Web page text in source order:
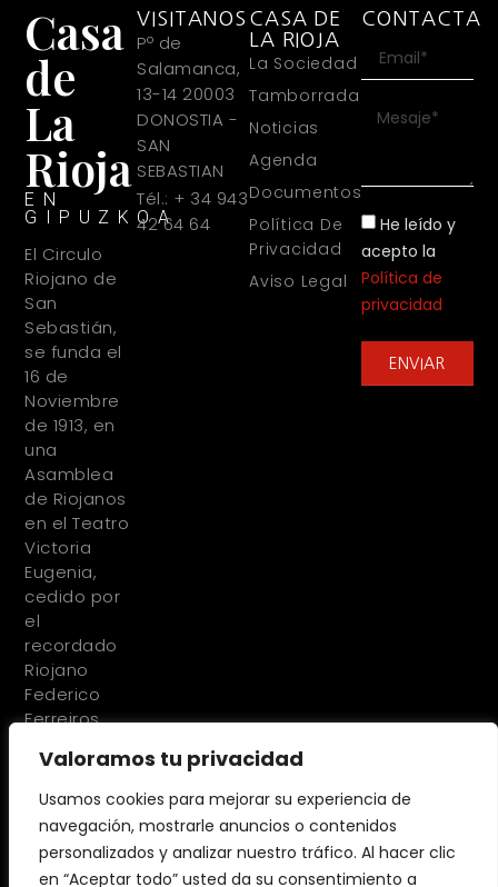
Valoramos tu privacidad
Usamos cookies para mejorar su experiencia de
navegación, mostrarle anuncios o contenidos
personalizados y analizar nuestro tráfico. Al hacer clic
en “Aceptar todo” usted da su consentimiento a
Casa
de
La
Rioja
EN
GIPUZKOA
El Circulo
Riojano de
San
Sebastián,
se funda el
16 de
Noviembre
de 1913, en
una
Asamblea
de Riojanos
en el Teatro
Victoria
Eugenia,
cedido por
el
recordado
Riojano
Federico
Ferreiros
VISITANOS
Pº de
Salamanca,
13-14 20003
DONOSTIA -
SAN
SEBASTIAN
Tél.: + 34 943
42 64 64
CASA DE
LA RIOJA
La Sociedad
Tamborrada
Noticias
Agenda
Documentos
Política De
Privacidad
Aviso Legal
CONTACTA
He leído y
acepto la
Política de
privacidad
ENVIAR